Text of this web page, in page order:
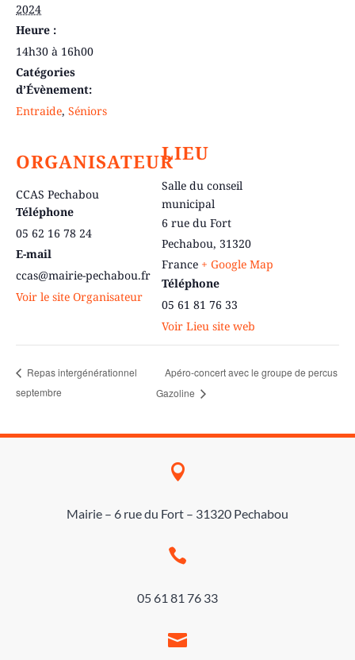
2024
Heure :
14h30 à 16h00
Catégories
d’Évènement:
Entraide, Séniors
ORGANISATEUR
CCAS Pechabou
Téléphone
05 62 16 78 24
E-mail
ccas@mairie-pechabou.fr
Voir le site Organisateur
LIEU
Salle du conseil
municipal
6 rue du Fort
Pechabou, 31320
France + Google Map
Téléphone
05 61 81 76 33
Voir Lieu site web
Repas intergénérationnel
septembre
Apéro-concert avec le groupe de percus
Gazoline

Mairie – 6 rue du Fort – 31320 Pechabou

05 61 81 76 33
